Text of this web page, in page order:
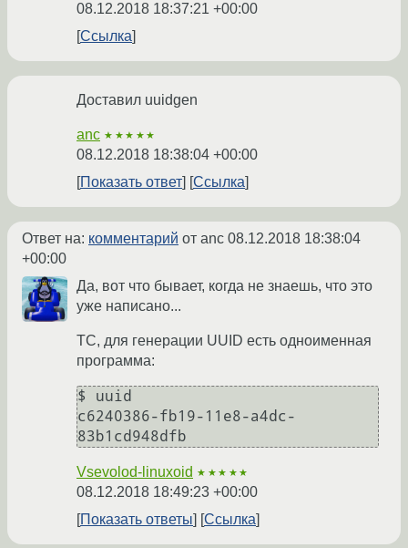
08.12.2018 18:37:21 +00:00
Ссылка
Доставил uuidgen
anc ★★★★★
08.12.2018 18:38:04 +00:00
Показать ответ
Ссылка
Ответ на: комментарий от anc 08.12.2018 18:38:04
+00:00
Да, вот что бывает, когда не знаешь, что это
уже написано...
ТС, для генерации UUID есть одноименная
программа:
$ uuid
c6240386-fb19-11e8-a4dc-
Vsevolod-linuxoid ★★★★★
08.12.2018 18:49:23 +00:00
Показать ответы
Ссылка